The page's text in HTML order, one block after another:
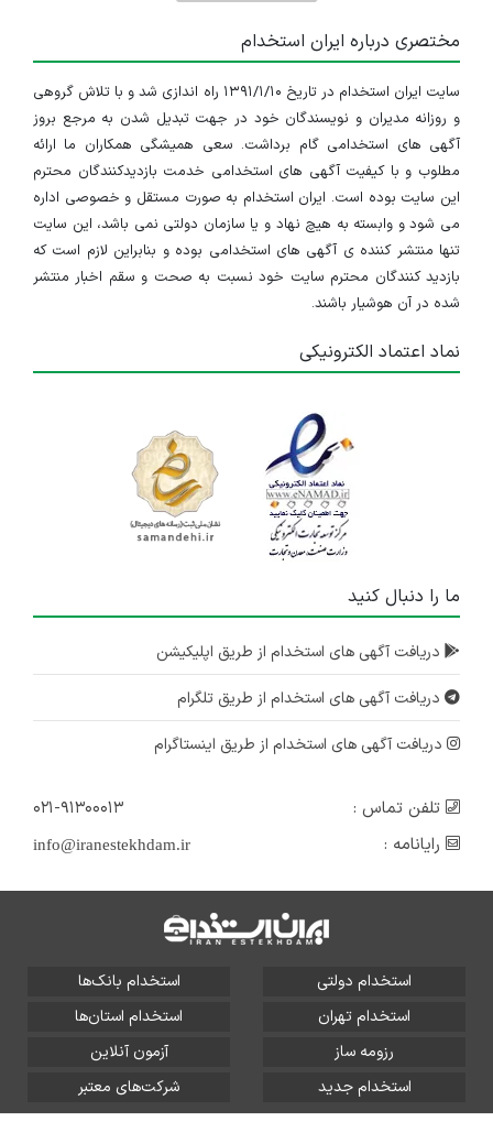
مختصری درباره ایران استخدام
سایت ایران استخدام در تاریخ ۱۳۹۱/۱/۱۰ راه اندازی شد و با تلاش گروهی
و روزانه مدیران و نویسندگان خود در جهت تبدیل شدن به مرجع بروز
آگهی های استخدامی گام برداشت. سعی همیشگی همکاران ما ارائه
مطلوب و با کیفیت آگهی های استخدامی خدمت بازدیدکنندگان محترم
این سایت بوده است. ایران استخدام به صورت مستقل و خصوصی اداره
می شود و وابسته به هیچ نهاد و یا سازمان دولتی نمی باشد، این سایت
تنها منتشر کننده ی آگهی های استخدامی بوده و بنابراین لازم است که
بازدید کنندگان محترم سایت خود نسبت به صحت و سقم اخبار منتشر
شده در آن هوشیار باشند.
نماد اعتماد الکترونیکی
ما را دنبال کنید
دریافت آگهی های استخدام از طریق اپلیکیشن
دریافت آگهی های استخدام از طریق تلگرام
دریافت آگهی های استخدام از طریق اینستاگرام
تلفن تماس :
۰۲۱-۹۱۳۰۰۰۱۳
رایانامه :
info@iranestekhdam.ir
استخدام دولتی
استخدام بانک‌ها
استخدام تهران
استخدام استان‌ها
رزومه ساز
آزمون آنلاین
استخدام جدید
شرکت‌های معتبر